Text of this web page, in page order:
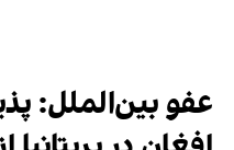
عفو بین‌الملل: